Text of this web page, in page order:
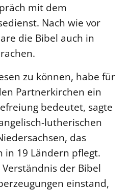
mit dem
Nach wie vor
die Bibel auch in
zu können, habe für
Partnerkirchen ein
bedeutet, sagte
lutherischen
das
in 19 Ländern pflegt.
der Bibel
einstand,